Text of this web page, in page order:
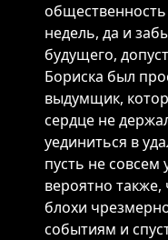
недель, да и
будущего,
Бориска был
выдумщик,
сердце не
уединиться в
пусть не
вероятно
блохи
событиям и